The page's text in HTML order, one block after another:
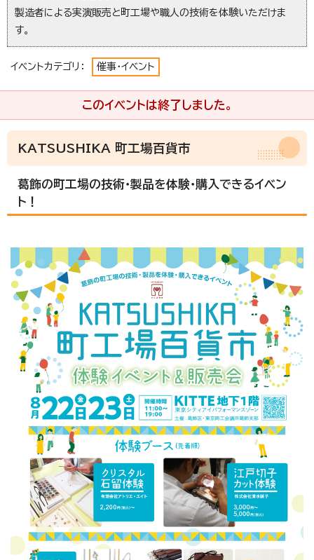
製造者による実演販売と町工場や職人の技術を体験いただけま
す。
イベントカテゴリ： 催事・イベント
このイベントは終了しました。
KATSUSHIKA 町工場百貨市
葛飾の町工場の技術・製品を体験・購入できるイベン
ト！